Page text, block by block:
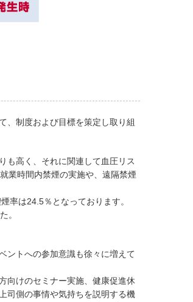
、制度および目標を策定し取り組
も高く、それに関連して血圧リス
業時間内禁煙の実施や、遠隔禁煙
率は24.5％となっております。
。
ントへの参加意識も徐々に増えて
向けのセミナー実施、健康促進休
司側の事情や気持ちを説明する機